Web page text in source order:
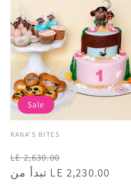
Vendor:
RANA'S BITES
Regular
price
LE 2,630.00
Sale
price
تبدأ من LE 2,230.00
Sale